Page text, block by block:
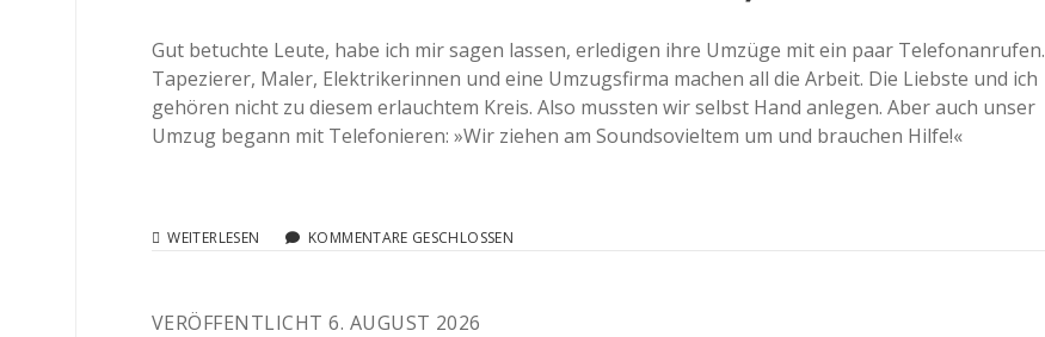
Gut betuchte Leute, habe ich mir sagen lassen, erledigen ihre Umzüge mit ein paar Telefonanrufen.
Tapezierer, Maler, Elektrikerinnen und eine Umzugsfirma machen all die Arbeit. Die Liebste und ich
gehören nicht zu diesem erlauchtem Kreis. Also mussten wir selbst Hand anlegen. Aber auch unser
Umzug begann mit Telefonieren: »Wir ziehen am Soundsovieltem um und brauchen Hilfe!«
WEITERLESEN STOIBISCH
2
KOMMENTARE GESCHLOSSEN
VERÖFFENTLICHT 6. AUGUST 2026